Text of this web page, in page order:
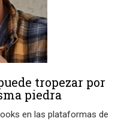
tropezar por
piedra
en las plataformas de